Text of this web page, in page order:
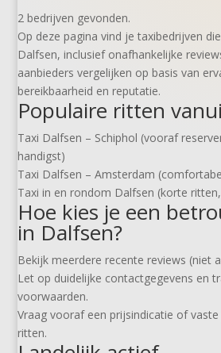
2 bedrijven gevonden.
Op deze pagina vind je taxibedrijven
Dalfsen, inclusief onafhankelijke
aanbieders vergelijken op basis van
bereikbaarheid en reputatie.
Populaire ritten
Taxi Dalfsen – Schiphol (vooraf
handigst)
Taxi Dalfsen – Amsterdam
Taxi in en rondom Dalfsen (korte
Hoe kies je een
in Dalfsen?
Bekijk meerdere recente reviews (niet
Let op duidelijke contactgegevens en
voorwaarden.
Vraag vooraf een prijsindicatie of
ritten.